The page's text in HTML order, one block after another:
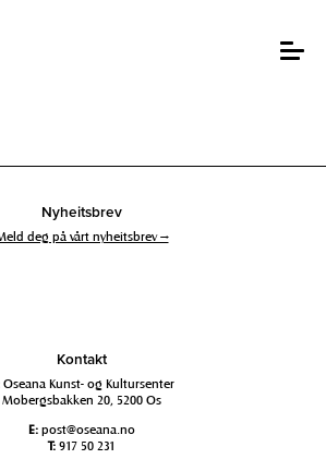
Toggle
Nyheitsbrev
deg på vårt nyheitsbrev →
Kontakt
Oseana Kunst- og Kultursenter
Mobergsbakken 20, 5200 Os
E: post@oseana.no
T: 917 50 231